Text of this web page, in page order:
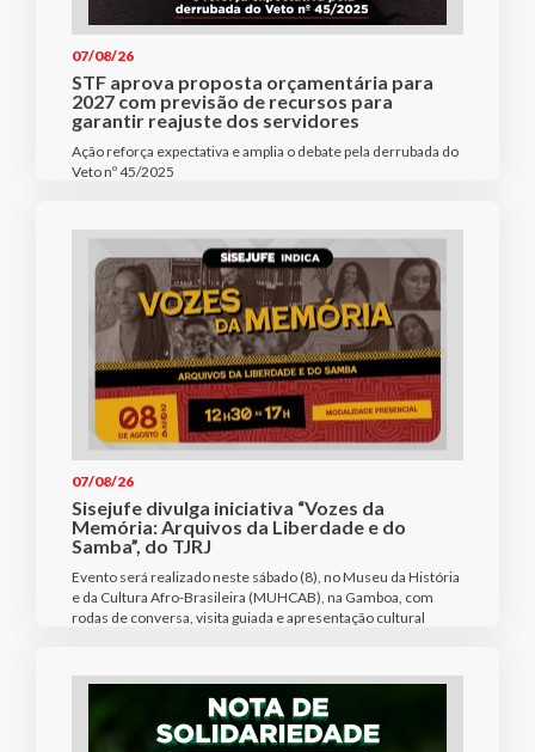
07/08/26
STF aprova proposta orçamentária para
2027 com previsão de recursos para
garantir reajuste dos servidores
Ação reforça expectativa e amplia o debate pela derrubada do
Veto nº 45/2025
07/08/26
Sisejufe divulga iniciativa “Vozes da
Memória: Arquivos da Liberdade e do
Samba”, do TJRJ
Evento será realizado neste sábado (8), no Museu da História
e da Cultura Afro-Brasileira (MUHCAB), na Gamboa, com
rodas de conversa, visita guiada e apresentação cultural